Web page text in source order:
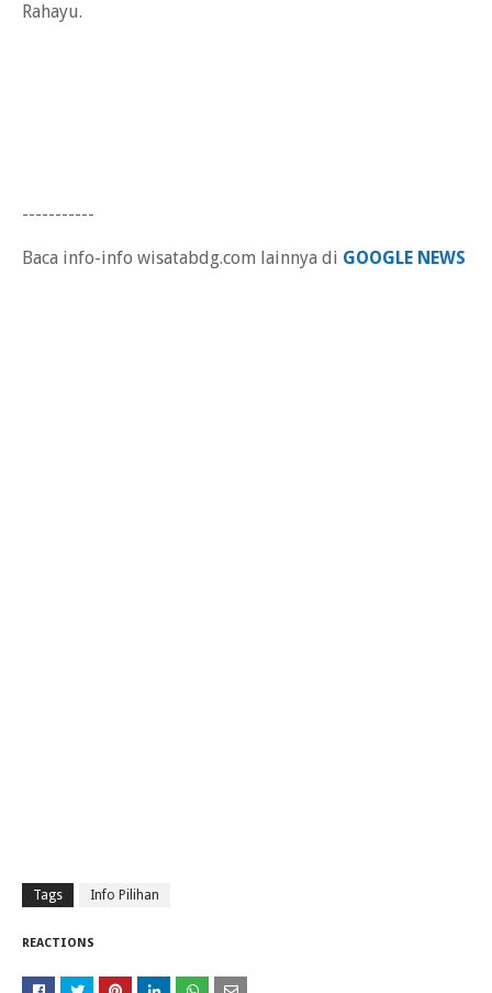
Rahayu.
-----------
Baca info-info wisatabdg.com lainnya di GOOGLE NEWS
Tags Info Pilihan
REACTIONS